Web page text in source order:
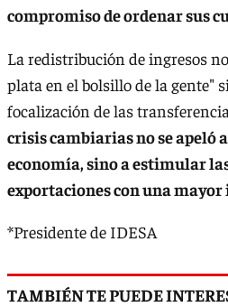
compromiso de ordenar sus
La redistribución de ingresos
plata en el bolsillo de la gente"
focalización de las
crisis cambiarias no se apeló
economía, sino a estimular
exportaciones con una
*Presidente de IDESA
TAMBIÉN TE PUEDE